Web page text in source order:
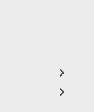
yang berminyak